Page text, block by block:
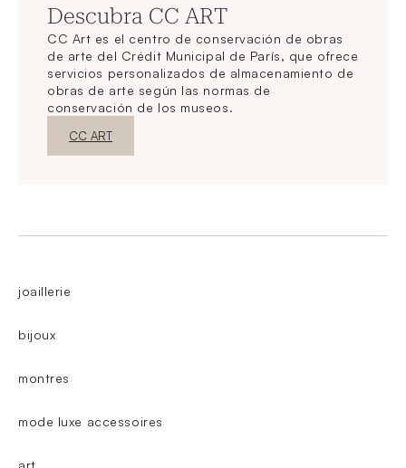
Descubra CC ART
CC Art es el centro de conservación de obras
de arte del Crédit Municipal de París, que ofrece
servicios personalizados de almacenamiento de
obras de arte según las normas de
conservación de los museos.
Nueva ventanaDescubrir
CC ART
joaillerie
bijoux
montres
mode luxe accessoires
art